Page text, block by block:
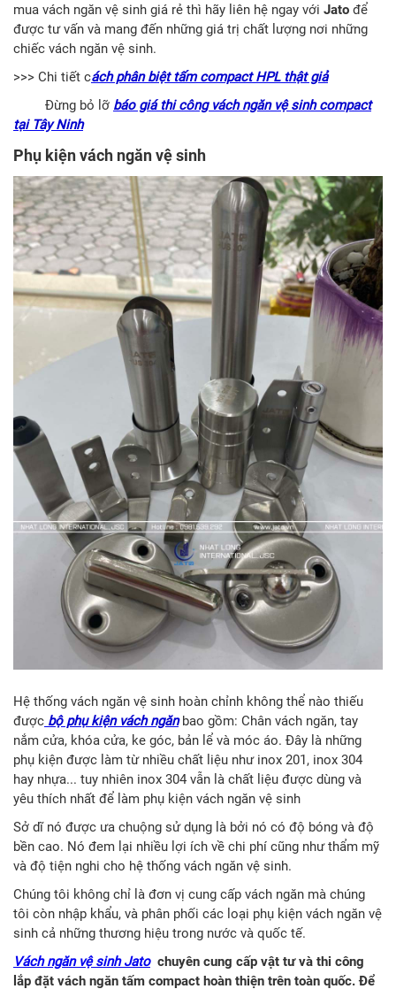
mua vách ngăn vệ sinh giá rẻ thì hãy liên hệ ngay với Jato để
được tư vấn và mang đến những giá trị chất lượng nơi những
chiếc vách ngăn vệ sinh.
>>> Chi tiết cách phân biệt tấm compact HPL thật giả
Đừng bỏ lỡ báo giá thi công vách ngăn vệ sinh compact
tại Tây Ninh
Phụ kiện vách ngăn vệ sinh
Hệ thống vách ngăn vệ sinh hoàn chỉnh không thể nào thiếu
được bộ phụ kiện vách ngănbao gồm: Chân vách ngăn, tay
nắm cửa, khóa cửa, ke góc, bản lể và móc áo. Đây là những
phụ kiện được làm từ nhiều chất liệu như inox 201, inox 304
hay nhựa... tuy nhiên inox 304 vẫn là chất liệu được dùng và
yêu thích nhất để làm phụ kiện vách ngăn vệ sinh
Sở dĩ nó được ưa chuộng sử dụng là bởi nó có độ bóng và độ
bền cao. Nó đem lại nhiều lợi ích về chi phí cũng như thẩm mỹ
và độ tiện nghi cho hệ thống vách ngăn vệ sinh.
Chúng tôi không chỉ là đơn vị cung cấp vách ngăn mà chúng
tôi còn nhập khẩu, và phân phối các loại phụ kiện vách ngăn vệ
sinh cả những thương hiệu trong nước và quốc tế.
Vách ngăn vệ sinh Jato chuyên cung cấp vật tư và thi công
lắp đặt vách ngăn tấm compact hoàn thiện trên toàn quốc. Để